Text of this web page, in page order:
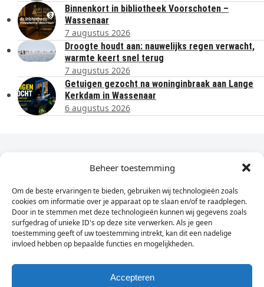
Beheer toestemming
Om de beste ervaringen te bieden, gebruiken wij technologieën zoals
cookies om informatie over je apparaat op te slaan en/of te raadplegen.
Door in te stemmen met deze technologieën kunnen wij gegevens zoals
surfgedrag of unieke ID's op deze site verwerken. Als je geen
toestemming geeft of uw toestemming intrekt, kan dit een nadelige
invloed hebben op bepaalde functies en mogelijkheden.
Accepteren
Binnenkort in bibliotheek Voorschoten –
Wassenaar
7 augustus 2026
Droogte houdt aan: nauwelijks regen verwacht,
warmte keert snel terug
7 augustus 2026
Getuigen gezocht na woninginbraak aan Lange
Kerkdam in Wassenaar
6 augustus 2026
Dagelijks het laatste nieuws in je e-mail?
Vul
hier
je
e-
mailadres
in
Sign Up